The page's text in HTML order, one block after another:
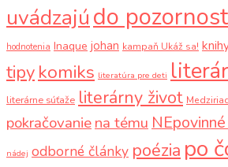
uvádzajúdo
hodnotenia Inaque johan kampaň Ukáž sa!
tipy komiks literatúra pre deti
literárne súťaže literárny život
pokračovaniena tému
nádej odborné články poézia po